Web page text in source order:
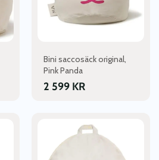
Bini saccosäck original,
Pink Panda
2 599 KR